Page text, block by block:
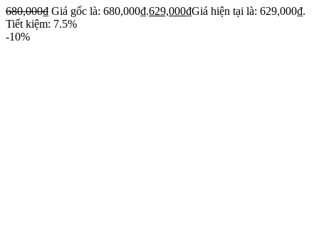
680,000₫ Giá gốc là: 680,000₫.629,000₫Giá hiện tại là: 629,000₫.
Tiết kiệm: 7.5%
-10%